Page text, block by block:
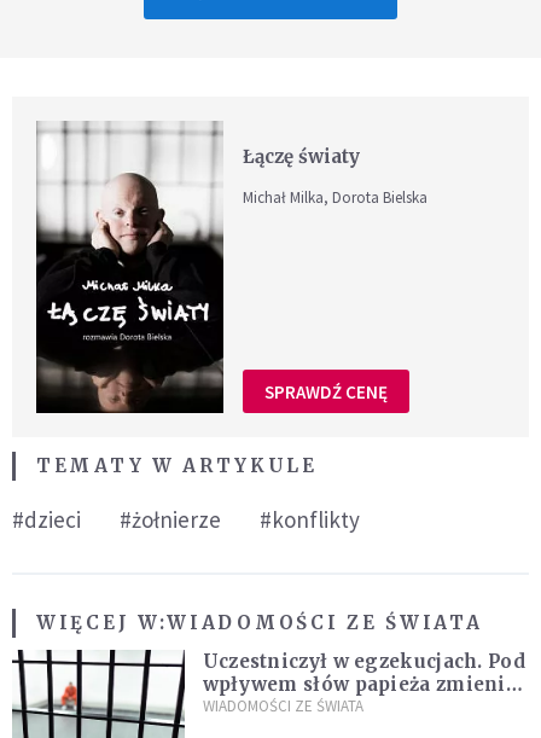
Łączę światy
Michał Milka, Dorota Bielska
SPRAWDŹ CENĘ
TEMATY W ARTYKULE
#dzieci #żołnierze #konflikty
WIĘCEJ W:WIADOMOŚCI ZE ŚWIATA
Uczestniczył w egzekucjach. Pod
wpływem słów papieża zmienił
zdanie
WIADOMOŚCI ZE ŚWIATA